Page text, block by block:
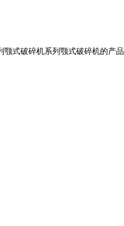
式破碎机系列颚式破碎机的产